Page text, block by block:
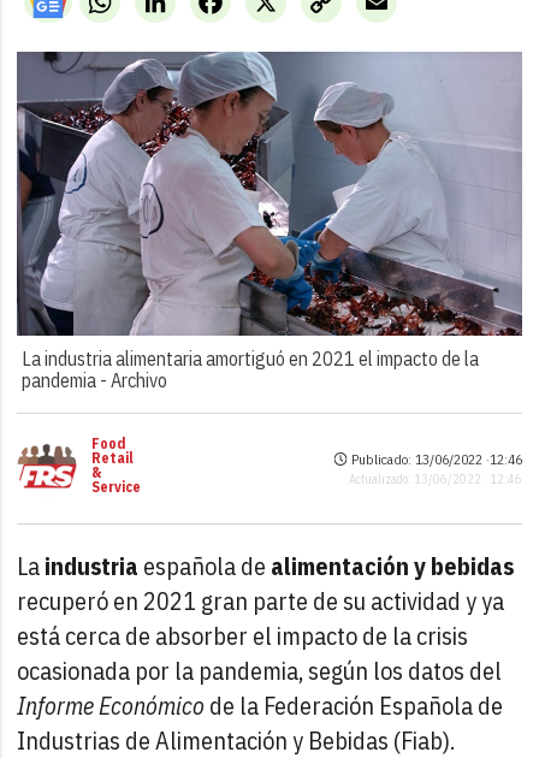
Link
La industria alimentaria amortiguó en 2021 el impacto de la
pandemia -Archivo
Food
Retail
&
Service
Publicado: 13/06/2022 ·12:46
Actualizado: 13/06/2022 · 12:46
Laindustria española de alimentación y bebidas
recuperó en 2021 gran parte de su actividad y ya
está cerca de absorber el impacto de la crisis
ocasionada por la pandemia, según los datos del
Informe Económico de la Federación Española de
Industrias de Alimentación y Bebidas (Fiab).